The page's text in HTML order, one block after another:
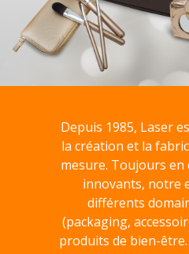
Depuis 1985, Laser
la création et la
mesure. Toujours
innovants, notre
différents
(packaging,
produits de bien-